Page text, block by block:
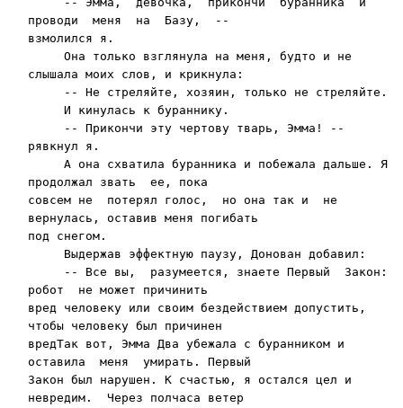
проводи  меня  на  Базу,  --
взмолился я.
слышала моих слов, и крикнула:
рявкнул я.
продолжал звать  ее, пока
совсем не  потерял голос,  но она так и  не
вернулась, оставив меня погибать
под снегом.
робот  не может причинить
вред человеку или своим бездей­ствием допустить,
чтобы человеку был причинен
вредТак вот, Эмма Два убежала с буранником и
оставила  меня  умирать. Первый
Закон был нарушен. К счастью, я остался цел и
невредим.  Через полчаса ветер